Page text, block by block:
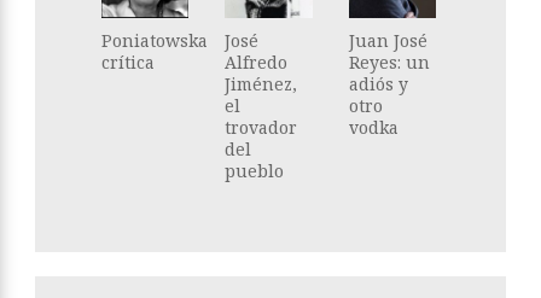
Poniatowska
crítica
José
Alfredo
Jiménez,
el
trovador
del
pueblo
Juan José
Reyes: un
adiós y
otro
vodka